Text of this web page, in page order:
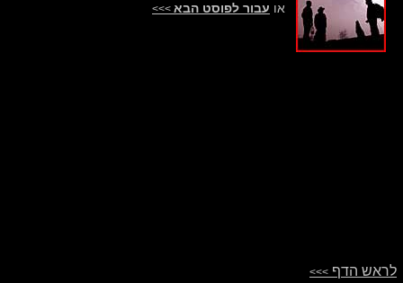
או עבור לפוסט הבא >>>
לראש הדף >>>